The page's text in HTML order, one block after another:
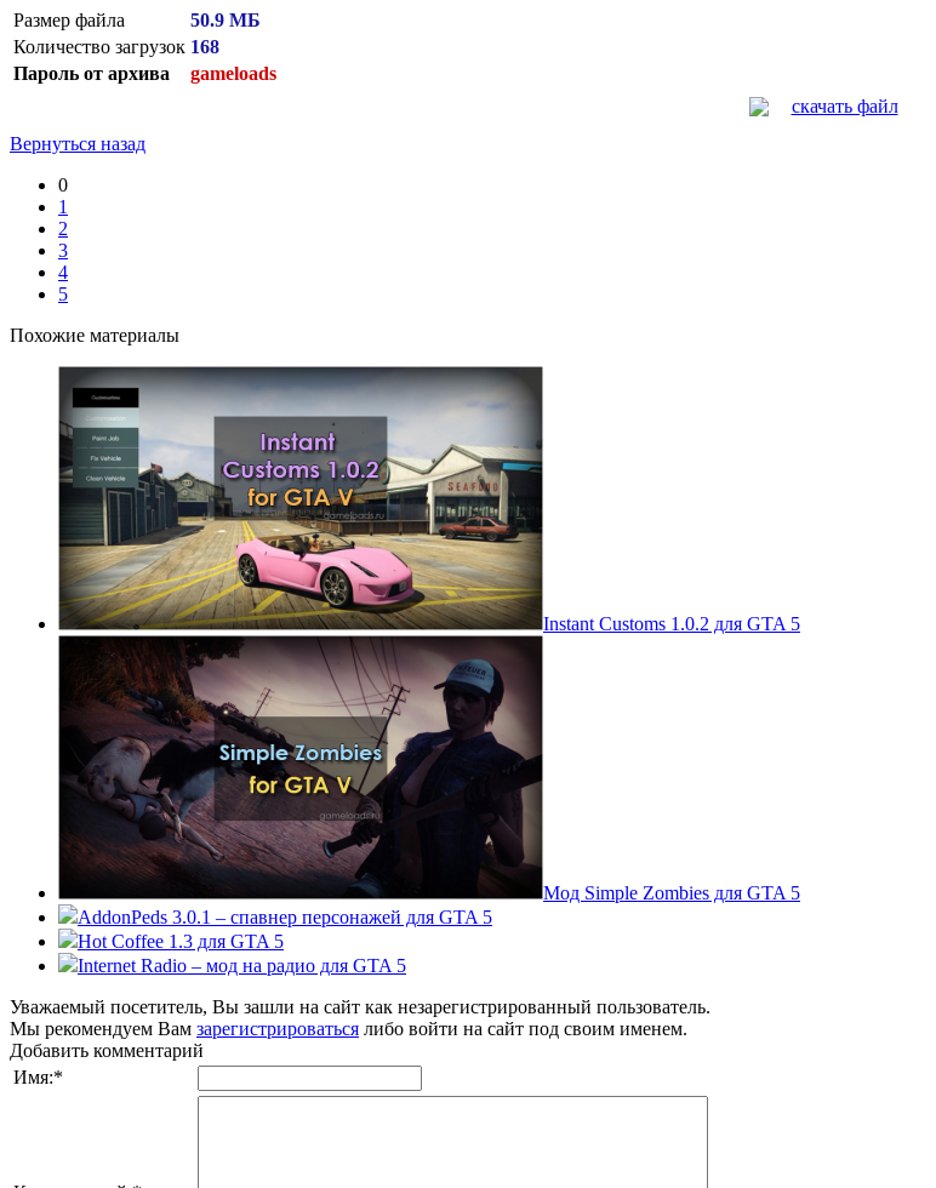
Размер файла
50.9 МБ
Количество загрузок 168
Пароль от архива
gameloads
скачать файл
Вернуться назад
0
1
2
3
4
5
Похожие материалы
Instant Customs 1.0.2 для GTA 5
Мод Simple Zombies для GTA 5
AddonPeds 3.0.1 – спавнер персонажей для GTA 5
Hot Coffee 1.3 для GTA 5
Internet Radio – мод на радио для GTA 5
Уважаемый посетитель, Вы зашли на сайт как незарегистрированный пользователь.
Мы рекомендуем Вам зарегистрироваться либо войти на сайт под своим именем.
Добавить комментарий
Имя:*